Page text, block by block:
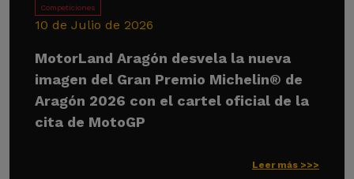
Competiciones
10 de Julio de 2026
MotorLand Aragón desvela la nueva
imagen del Gran Premio Michelin® de
Aragón 2026 con el cartel oficial de la
cita de MotoGP
Leer más >>>